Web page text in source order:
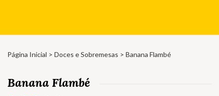
Página Inicial > Doces e Sobremesas > Banana Flambé
Banana Flambé